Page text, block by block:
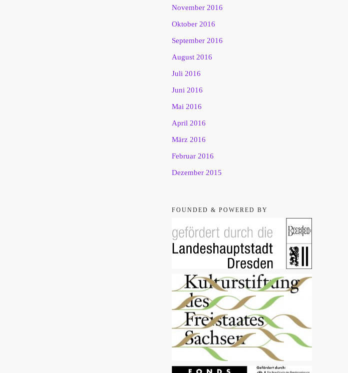
November 2016
Oktober 2016
September 2016
August 2016
Juli 2016
Juni 2016
Mai 2016
April 2016
März 2016
Februar 2016
Dezember 2015
FOUNDED & POWERED BY